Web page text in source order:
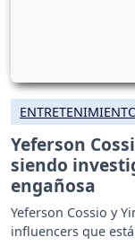
Yeferson
siendo
engañosa
Yeferson Cossio y
influencers que